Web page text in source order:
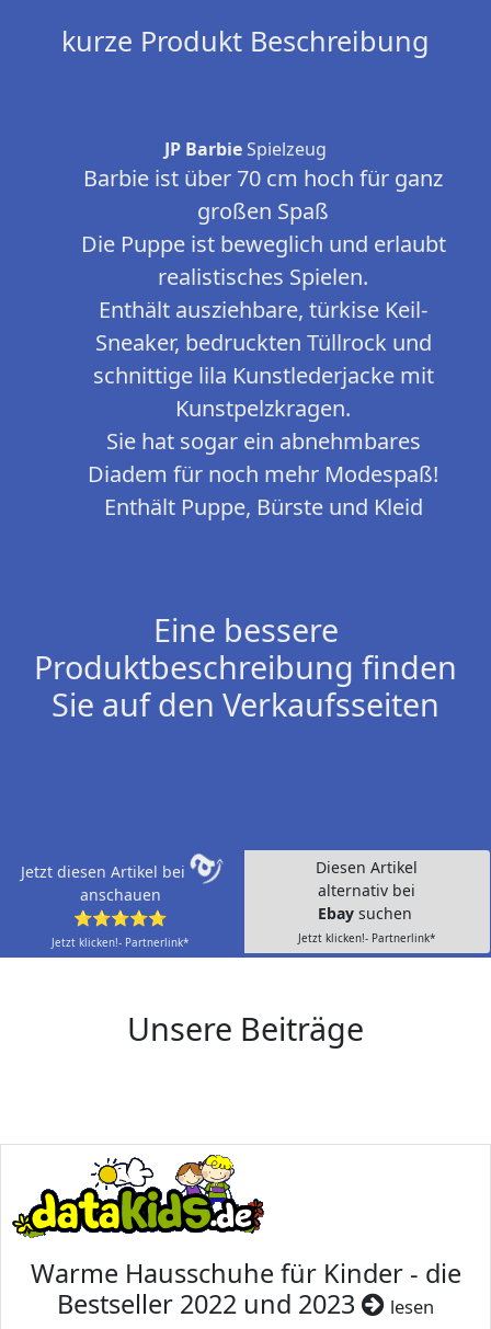
kurze Produkt Beschreibung
JP BarbieSpielzeug
Barbie ist über 70 cm hoch für ganz
großen Spaß
Die Puppe ist beweglich und erlaubt
realistisches Spielen.
Enthält ausziehbare, türkise Keil-
Sneaker, bedruckten Tüllrock und
schnittige lila Kunstlederjacke mit
Kunstpelzkragen.
Sie hat sogar ein abnehmbares
Diadem für noch mehr Modespaß!
Enthält Puppe, Bürste und Kleid
Eine bessere
Produktbeschreibung finden
Sie auf den Verkaufsseiten
Jetzt diesen Artikel bei
anschauen
⭐⭐⭐⭐⭐
Jetzt klicken!- Partnerlink*
Diesen Artikel
alternativ bei
Ebay suchen
Jetzt klicken!- Partnerlink*
Unsere Beiträge
Warme Hausschuhe für Kinder - die
Bestseller 2022 und 2023
lesen